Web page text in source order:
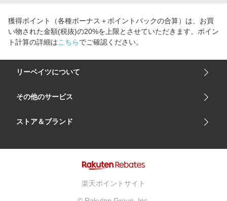
獲得ポイント（各種ボーナス＋ポイントバックの合算）は、お買
い物された金額(税抜)の20%を上限とさせていただきます。ポイン
ト計算の詳細はこちらでご確認ください。
リーベイツについて
会社概要
サイトマップ
リーベイツ ポイントアシスト
その他のサービス
楽天市場
ストア＆ブランド
楽天ポイントサイト